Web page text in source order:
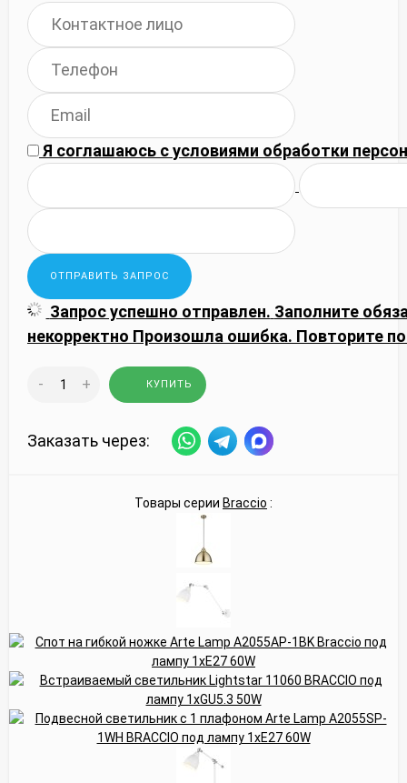
Я соглашаюсь сусловиями обработки
Запрос успешно отправлен. Заполните
некорректно Произошла ошибка. Повторите
- + КУПИТЬ
Заказать через:
Товары серии Braccio :